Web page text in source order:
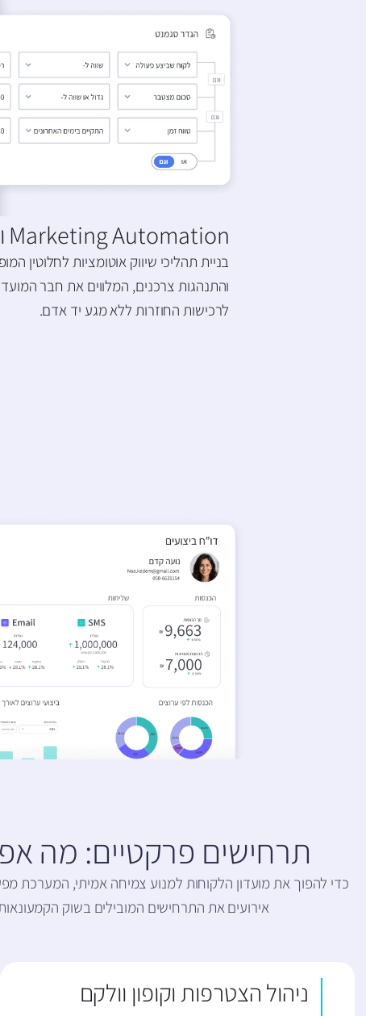
Marketing Automation ומסעות לקוח
בניית תהליכי שיווק אוטומציות לחלוטין
והתנהגות צרכנים, המלווים את חבר
לרכישות החוזרות ללא מגע יד אדם.
תרחישים פרקטיים: מה
כדי להפוך את מועדון הלקוחות למנוע צמיחה אמיתי, המערכת
אירועים את התרחישים המובילים בשוק
ניהול הצטרפות וקופון וולקם